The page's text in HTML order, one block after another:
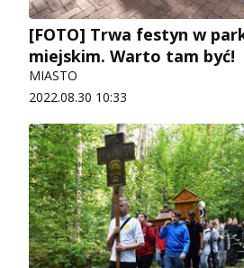
[FOTO] Trwa festyn w
miejskim. Warto tam być!
MIASTO
2022.08.30 10:33